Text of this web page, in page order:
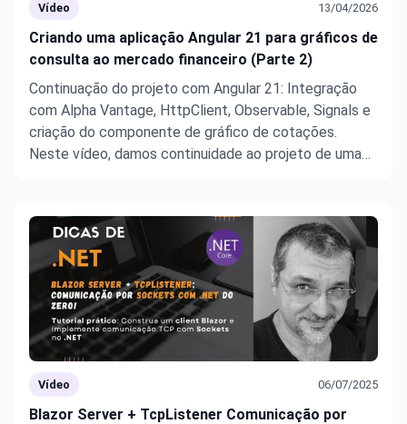
Vídeo 13/04/2026
Criando uma aplicação Angular 21 para gráficos de
consulta ao mercado financeiro (Parte 2)
Continuação do projeto com Angular 21: Integração
com Alpha Vantage, HttpClient, Observable, Signals e
criação do componente de gráfico de cotações.
Neste vídeo, damos continuidade ao projeto de uma
aplicação com uma AP ...
Vídeo 06/07/2025
Blazor Server + TcpListener Comunicação por